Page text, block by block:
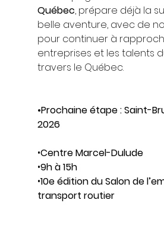
Québec, prépare déjà la
belle aventure, avec de
pour continuer à
entreprises et les talents
travers le Québec.
•Prochaine étape : Saint-
2026
•Centre Marcel-Dulude
•9h à 15h
•10e édition du Salon de
transport routier